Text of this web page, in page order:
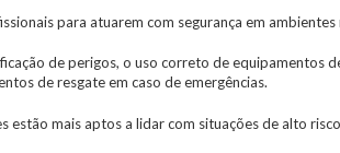
para atuarem com segurança em
de perigos, o uso correto de equipamentos
de resgate em caso de emergências.
estão mais aptos a lidar com situações de alto